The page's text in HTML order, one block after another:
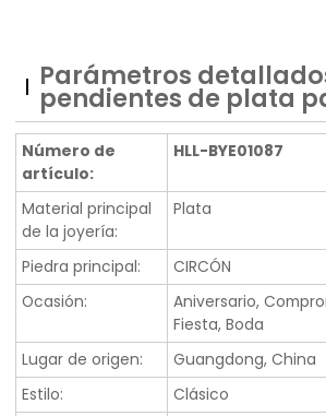
Parámetros
pendientes de plata
Número de
artículo:
HLL-BYE01087
Material principal
de la joyería:
Plata
Piedra principal:
CIRCÓN
Ocasión:
Aniversario,
Fiesta, Boda
Lugar de origen:
Guangdong, China
Estilo:
Clásico